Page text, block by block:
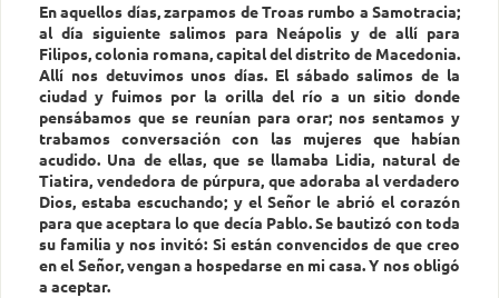
En aquellos días, zarpamos de Troas rumbo a Samotracia;
al día siguiente salimos para Neápolis y de allí para
Filipos, colonia romana, capital del distrito de Macedonia.
Allí nos detuvimos unos días. El sábado salimos de la
ciudad y fuimos por la orilla del río a un sitio donde
pensábamos que se reunían para orar; nos sentamos y
trabamos conversación con las mujeres que habían
acudido. Una de ellas, que se llamaba Lidia, natural de
Tiatira, vendedora de púrpura, que adoraba al verdadero
Dios, estaba escuchando; y el Señor le abrió el corazón
para que aceptara lo que decía Pablo. Se bautizó con toda
su familia y nos invitó: Si están convencidos de que creo
en el Señor, vengan a hospedarse en mi casa. Y nos obligó
a aceptar.